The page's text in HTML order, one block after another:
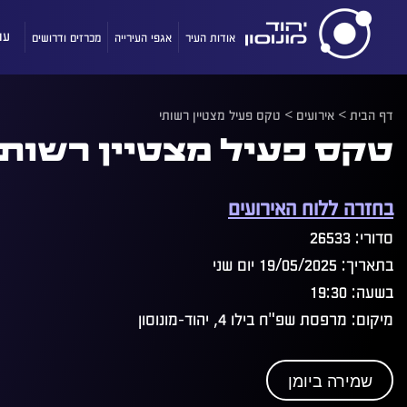
אודות העיר אגפי העירייה מכרזים ודרושים
דף הבית> אירועים > טקס פעיל מצטיין רשותי
טקס פעיל מצטיין
בחזרה ללוח האירועים
סדורי: 26533
בתאריך: 19/05/2025 יום שני
בשעה: 19:30
מיקום: מרפסת שפ"ח בילו 4, יהוד-מונוסון
שמירה ביומן